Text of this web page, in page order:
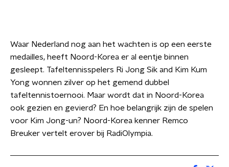
Waar Nederland nog aan het wachten is op een eerste
medailles, heeft Noord-Korea er al eentje binnen
gesleept. Tafeltennisspelers Ri Jong Sik and Kim Kum
Yong wonnen zilver op het gemend dubbel
tafeltennistoernooi. Maar wordt dat in Noord-Korea
ook gezien en gevierd? En hoe belangrijk zijn de spelen
voor Kim Jong-un? Noord-Korea kenner Remco
Breuker vertelt erover bij RadiOlympia.